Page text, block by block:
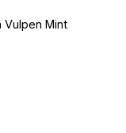
Vulpen Mint